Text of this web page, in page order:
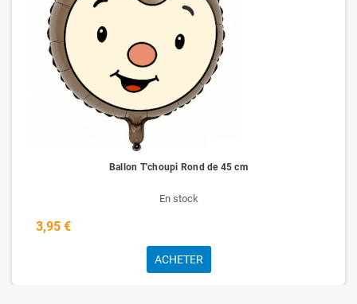
Ballon T'choupi Rond de 45 cm
En stock
3,95 €
ACHETER